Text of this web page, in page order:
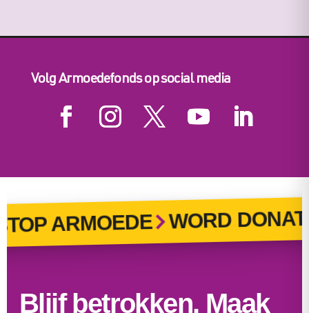
Volg Armoedefonds op social media
ARMOEDE WORD
Blijf betrokken. Maak